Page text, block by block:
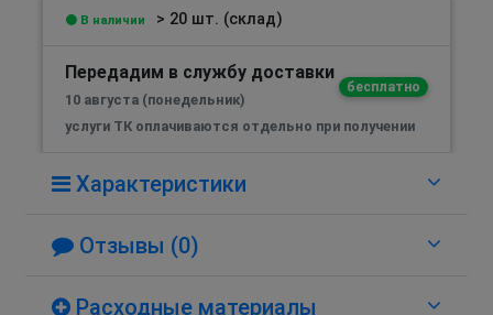
В наличии > 20 шт. (склад)
Передадим в службу доставки
бесплатно
10 августа (понедельник)
услуги ТК оплачиваются отдельно при получении
Характеристики
Отзывы (0)
Расходные материалы